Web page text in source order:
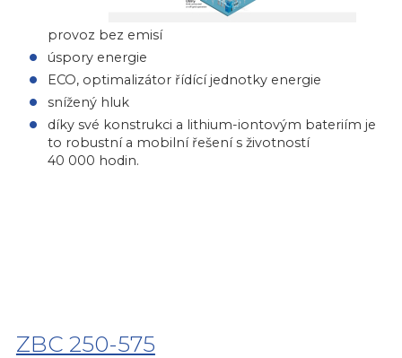
provoz bez emisí
úspory energie
ECO, optimalizátor řídící jednotky energie
snížený hluk
díky své konstrukci a lithium-iontovým bateriím je
to robustní a mobilní řešení s životností
40 000 hodin.
ZBC 250-575